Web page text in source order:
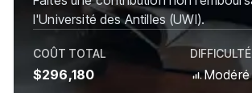
l'Université des Antilles (UWI).
COÛT TOTAL
$296,180
DIFFICULTÉ
Modéré